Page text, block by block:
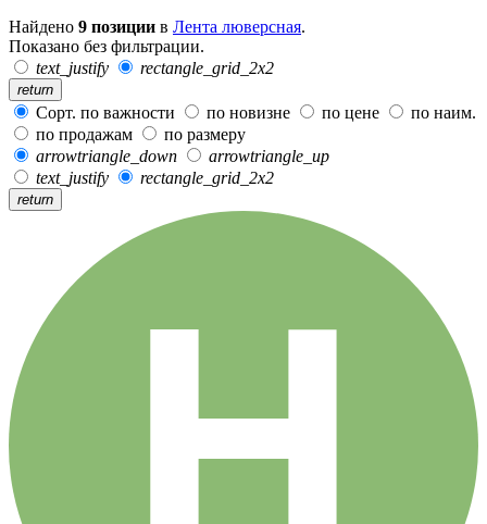
Найдено 9 позиции в Лента люверсная.
Показано без фильтрации.
text_justify
rectangle_grid_2x2
return
Сорт. по важности по новизне по цене
по наим.
по продажам
по размеру
arrowtriangle_down
arrowtriangle_up
text_justify
rectangle_grid_2x2
return